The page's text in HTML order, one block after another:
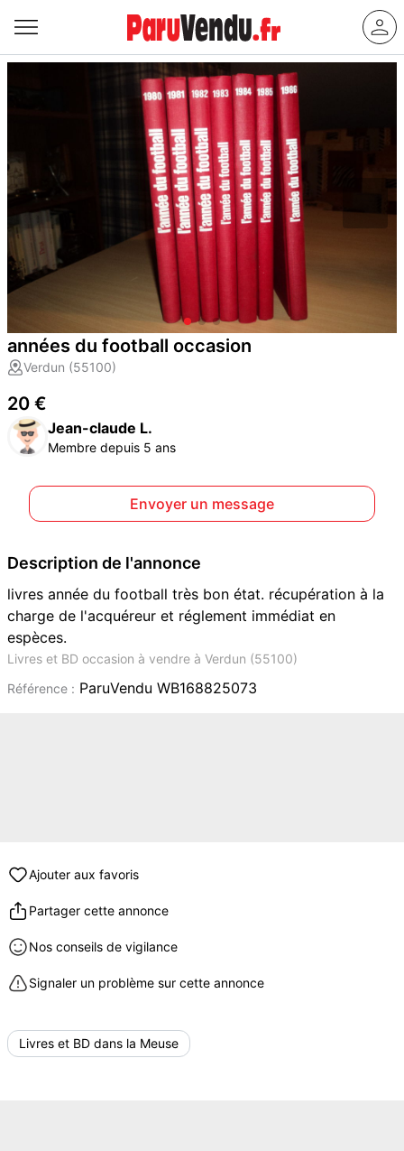
années du football occasion
Verdun (55100)
20 €
Jean-claude L.
Membre depuis 5 ans
Envoyer un message
Description de l'annonce
livres année du football très bon état. récupération à la
charge de l'acquéreur et réglement immédiat en
espèces.
Livres et BD occasion à vendre à Verdun (55100)
Référence : ParuVendu WB168825073
Ajouter aux favoris
Partager cette annonce
Nos conseils de vigilance
Signaler un problème sur cette annonce
Livres et BD dans la Meuse